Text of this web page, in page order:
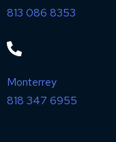
813 086 8353
Monterrey
818 347 6955